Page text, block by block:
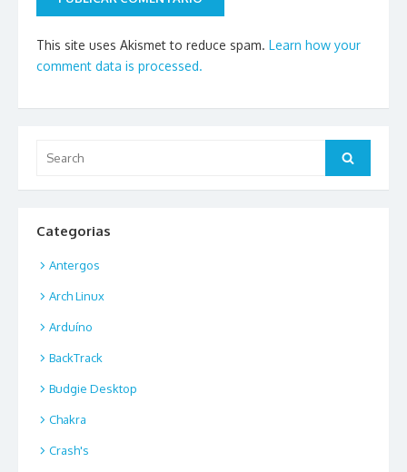
This site uses Akismet to reduce spam. Learn how your
comment data is processed.
for:
Search
Categorias
Antergos
Arch Linux
Arduíno
BackTrack
Budgie Desktop
Chakra
Crash's